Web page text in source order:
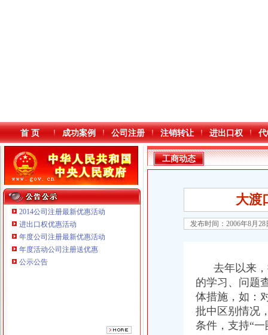
本站导航
首 页 成功案例 公司注册 注销转让 进出口权
2014公司注册最新优惠活动
进出口权优惠活动
年度公司注册最新优惠活动
年度活动公司注册送优惠
公示公告
重庆伟尚科技发展有限公司 渝高100万 （工商注册）
工商动态
大渡
发布时间：2006年8月
去年以来，
的学习、问题
体措施，如：
批中区别情况
条件，支持“